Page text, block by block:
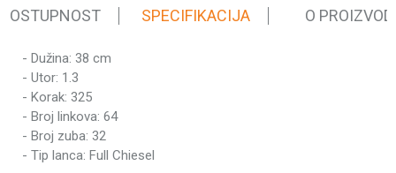
SPECIFIKACIJA O
Karakteristika
Kategorija
Težina pakovanja
Brend
- Dužina: 38 cm
- Utor: 1.3
- Korak: 325
- Broj linkova: 64
- Broj zuba: 32
- Tip lanca: Full Chiesel